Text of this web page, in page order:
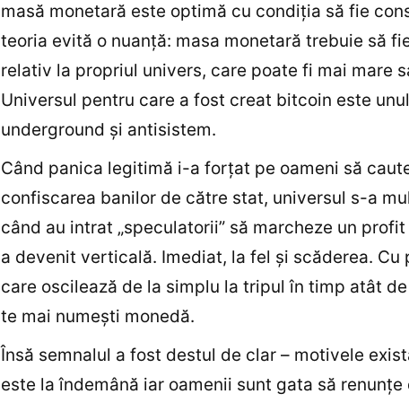
masă monetară este optimă cu condiţia să fie
teoria evită o nuanţă: masa monetară trebuie să
relativ la propriul univers, care poate fi mai mare
Universul pentru care a fost creat bitcoin este
underground şi antisistem.
Când panica legitimă i-a forţat pe oameni să
confiscarea banilor de către stat, universul s-a
când au intrat „speculatorii” să marcheze un
a devenit verticală. Imediat, la fel şi scăderea.
care oscilează de la simplu la tripul în timp atât
te mai numeşti monedă.
Însă semnalul a fost destul de clar – motivele
este la îndemână iar oamenii sunt gata să renunţe